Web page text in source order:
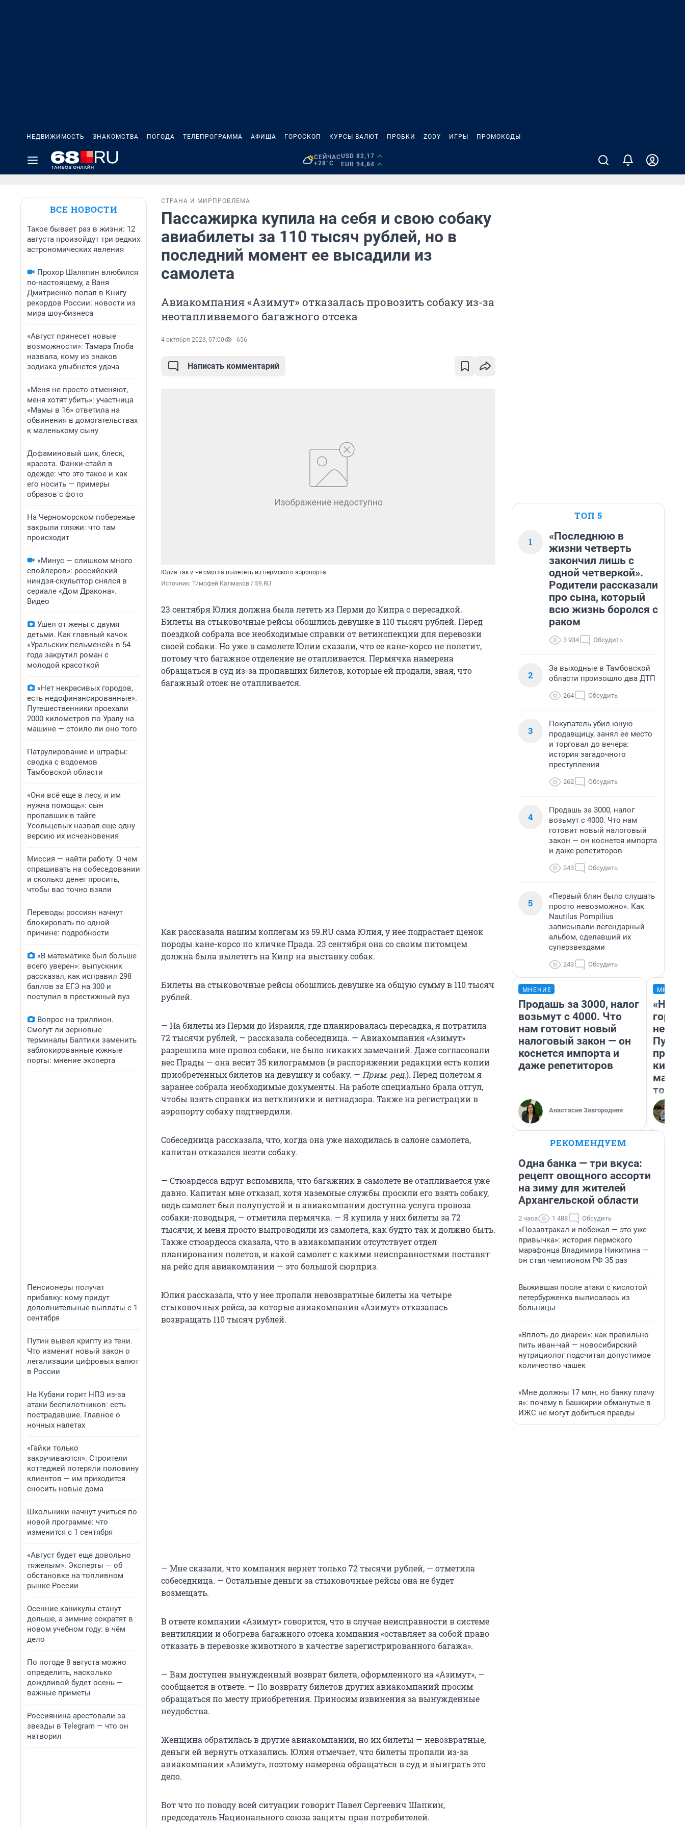
НЕДВИЖИМОСТЬ ЗНАКОМСТВА ПОГОДА ТЕЛЕПРОГРАММА АФИША ГОРОСКОП КУРСЫ ВАЛЮТ ПРОБКИ ZODY ИГРЫ ПРОМОКОДЫ
СЕЙЧАС
+28°C
USD 82,17
EUR 94,84
ВСЕ НОВОСТИ
Такое бывает раз в жизни: 12
августа произойдут три редких
астрономических явления
Прохор Шаляпин влюбился
по-настоящему, а Ваня
Дмитриенко попал в Книгу
рекордов России: новости из
мира шоу-бизнеса
«Август принесет новые
возможности»: Тамара Глоба
назвала, кому из знаков
зодиака улыбнется удача
«Меня не просто отменяют,
меня хотят убить»: участница
«Мамы в 16» ответила на
обвинения в домогательствах
к маленькому сыну
Дофаминовый шик, блеск,
красота. Фанки-стайл в
одежде: что это такое и как
его носить — примеры
образов с фото
На Черноморском побережье
закрыли пляжи: что там
происходит
«Минус — слишком много
спойлеров»: российский
ниндзя-скульптор снялся в
сериале «Дом Дракона».
Видео
Ушел от жены с двумя
детьми. Как главный качок
«Уральских пельменей» в 54
года закрутил роман с
молодой красоткой
«Нет некрасивых городов,
есть недофинансированные».
Путешественники проехали
2000 километров по Уралу на
машине — стоило ли оно того
Патрулирование и штрафы:
сводка с водоемов
Тамбовской области
«Они всё еще в лесу, и им
нужна помощь»: сын
пропавших в тайге
Усольцевых назвал еще одну
версию их исчезновения
Миссия — найти работу. О чем
спрашивать на собеседовании
и сколько денег просить,
чтобы вас точно взяли
Переводы россиян начнут
блокировать по одной
причине: подробности
«В математике был больше
всего уверен»: выпускник
рассказал, как исправил 298
баллов за ЕГЭ на 300 и
поступил в престижный вуз
Вопрос на триллион.
Смогут ли зерновые
терминалы Балтики заменить
заблокированные южные
порты: мнение эксперта
Пенсионеры получат
прибавку: кому придут
дополнительные выплаты с 1
сентября
Путин вывел крипту из тени.
Что изменит новый закон о
легализации цифровых валют
в России
На Кубани горит НПЗ из-за
атаки беспилотников: есть
пострадавшие. Главное о
ночных налетах
«Гайки только
закручиваются». Строители
коттеджей потеряли половину
клиентов — им приходится
сносить новые дома
Школьники начнут учиться по
новой программе: что
изменится с 1 сентября
«Август будет еще довольно
тяжелым». Эксперты — об
обстановке на топливном
рынке России
Осенние каникулы станут
дольше, а зимние сократят в
новом учебном году: в чём
дело
По погоде 8 августа можно
определить, насколько
дождливой будет осень —
важные приметы
Россиянина арестовали за
звезды в Telegram — что он
натворил
СТРАНА И МИР ПРОБЛЕМА
Пассажирка купила на себя и свою собаку
авиабилеты за 110 тысяч рублей, но в
последний момент ее высадили из
самолета
Авиакомпания «Азимут» отказалась провозить собаку из-за
неотапливаемого багажного отсека
4 октября 2023, 07:00 656
Написать комментарий
Юлия так и не смогла вылететь из пермского аэропорта
Источник: Тимофей Калмаков / 59.RU
23 сентября Юлия должна была лететь из Перми до Кипра с пересадкой.
Билеты на стыковочные рейсы обошлись девушке в 110 тысяч рублей. Перед
поездкой собрала все необходимые справки от ветинспекции для перевозки
своей собаки. Но уже в самолете Юлии сказали, что ее кане-корсо не полетит,
потому что багажное отделение не отапливается. Пермячка намерена
обращаться в суд из-за пропавших билетов, которые ей продали, зная, что
багажный отсек не отапливается.
Как рассказала нашим коллегам из 59.RU сама Юлия, у нее подрастает щенок
породы кане-корсо по кличке Прада. 23 сентября она со своим питомцем
должна была вылететь на Кипр на выставку собак.
Билеты на стыковочные рейсы обошлись девушке на общую сумму в 110 тысяч
рублей.
— На билеты из Перми до Израиля, где планировалась пересадка, я потратила
72 тысячи рублей, — рассказала собеседница. — Авиакомпания «Азимут»
разрешила мне провоз собаки, не было никаких замечаний. Даже согласовали
вес Прады — она весит 35 килограммов (в распоряжении редакции есть копии
приобретенных билетов на девушку и собаку. — Прим. ред.). Перед полетом я
заранее собрала необходимые документы. На работе специально брала отгул,
чтобы взять справки из ветклиники и ветнадзора. Также на регистрации в
аэропорту собаку подтвердили.
Собеседница рассказала, что, когда она уже находилась в салоне самолета,
капитан отказался везти собаку.
— Стюардесса вдруг вспомнила, что багажник в самолете не отапливается уже
давно. Капитан мне отказал, хотя наземные службы просили его взять собаку,
ведь самолет был полупустой и в авиакомпании доступна услуга провоза
собаки-поводыря, — отметила пермячка. — Я купила у них билеты за 72
тысячи, и меня просто выпроводили из самолета, как будто так и должно быть.
Также стюардесса сказала, что в авиакомпании отсутствует отдел
планирования полетов, и какой самолет с какими неисправностями поставят
на рейс для авиакомпании — это большой сюрприз.
Юлия рассказала, что у нее пропали невозвратные билеты на четыре
стыковочных рейса, за которые авиакомпания «Азимут» отказалась
возвращать 110 тысяч рублей.
— Мне сказали, что компания вернет только 72 тысячи рублей, — отметила
собеседница. — Остальные деньги за стыковочные рейсы она не будет
возмещать.
В ответе компании «Азимут» говорится, что в случае неисправности в системе
вентиляции и обогрева багажного отсека компания «оставляет за собой право
отказать в перевозке животного в качестве зарегистрированного багажа».
— Вам доступен вынужденный возврат билета, оформленного на «Азимут», —
сообщается в ответе. — По возврату билетов других авиакомпаний просим
обращаться по месту приобретения. Приносим извинения за вынужденные
неудобства.
Женщина обратилась в другие авиакомпании, но их билеты — невозвратные,
деньги ей вернуть отказались. Юлия отмечает, что билеты пропали из-за
авиакомпании «Азимут», поэтому намерена обращаться в суд и выиграть это
дело.
Вот что по поводу всей ситуации говорит Павел Сергеевич Шапкин,
председатель Национального союза защиты прав потребителей.
ТОП 5
1
«Последнюю в
жизни четверть
закончил лишь с
одной четверкой».
Родители рассказали
про сына, который
всю жизнь боролся с
раком
3 934 Обсудить
2
За выходные в Тамбовской
области произошло два ДТП
264 Обсудить
3
Покупатель убил юную
продавщицу, занял ее место
и торговал до вечера:
история загадочного
преступления
262 Обсудить
4
Продашь за 3000, налог
возьмут с 4000. Что нам
готовит новый налоговый
закон — он коснется импорта
и даже репетиторов
243 Обсудить
5
«Первый блин было слушать
просто невозможно». Как
Nautilus Pompilius
записывали легендарный
альбом, сделавший их
суперзвездами
243 Обсудить
МНЕНИЕ
Продашь за 3000, налог
возьмут с 4000. Что
нам готовит новый
налоговый закон — он
коснется импорта и
даже репетиторов
Анастасия Завгородняя
«Нет
того
РЕКОМЕНДУЕМ
Одна банка — три вкуса:
рецепт овощного ассорти
на зиму для жителей
Архангельской области
2 часа 1 488 Обсудить
«Позавтракал и побежал — это уже
привычка»: история пермского
марафонца Владимира Никитина —
он стал чемпионом РФ 35 раз
Выжившая после атаки с кислотой
петербурженка выписалась из
больницы
«Вплоть до диареи»: как правильно
пить иван-чай — новосибирский
нутрициолог подсчитал допустимое
количество чашек
«Мне должны 17 млн, но банку плачу
я»: почему в Башкирии обманутые в
ИЖС не могут добиться правды